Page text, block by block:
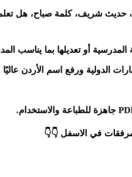
حديث شريف، كلمة صباح، هل
أو تعديلها بما يناسب
الدولية ورفع اسم الأردن عاليًا
في الاسفل 👇👇